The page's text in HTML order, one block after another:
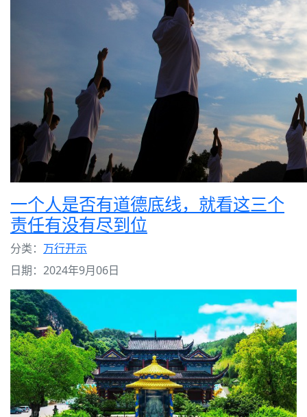
一个人是否有道德底线，就看这三个
责任有没有尽到位
分类： 万行开示
日期：2024年9月06日